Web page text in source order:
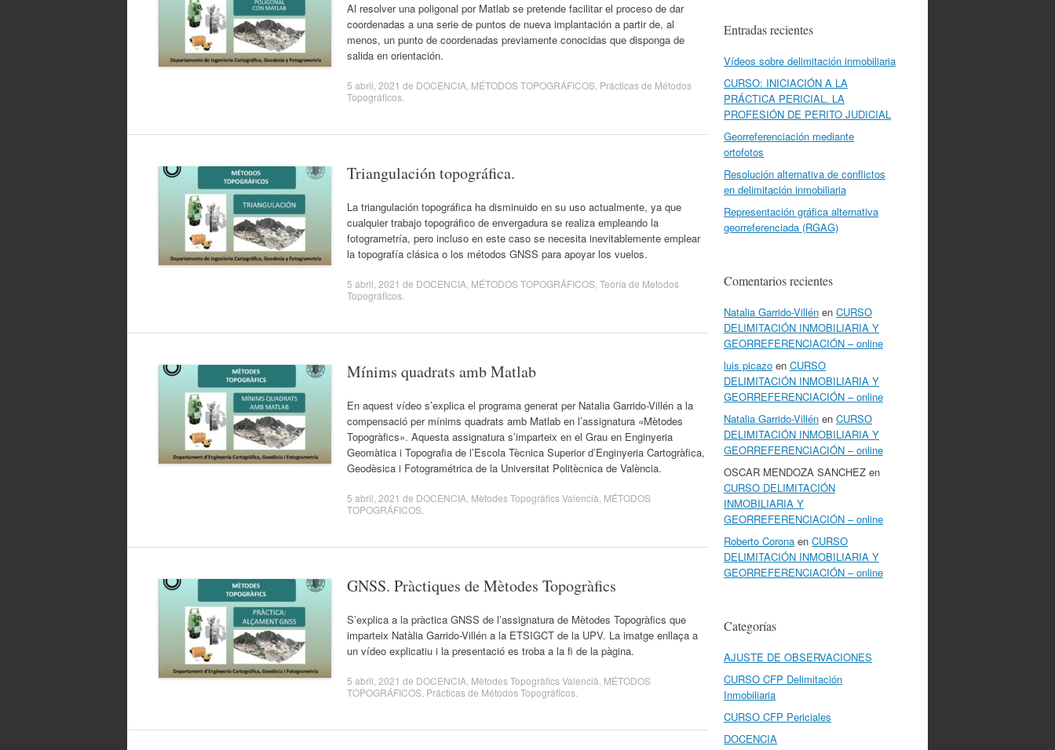
Al resolver una poligonal por Matlab se pretende facilitar el proceso de dar
coordenadas a una serie de puntos de nueva implantación a partir de, al
menos, un punto de coordenadas previamente conocidas que disponga de
salida en orientación.
5 abril, 2021 de DOCENCIA MÉTODOS TOPOGRÁFICOS Prácticas de Métodos
Topográficos
Triangulación topográfica.
La triangulación topográfica ha disminuido en su uso actualmente, ya que
cualquier trabajo topográfico de envergadura se realiza empleando la
fotogrametría, pero incluso en este caso se necesita inevitablemente emplear
la topografía clásica o los métodos GNSS para apoyar los vuelos.
5 abril, 2021 de DOCENCIA MÉTODOS TOPOGRÁFICOS Teoría de Metodos
Topográficos
Mínims quadrats amb Matlab
En aquest vídeo s’explica el programa generat per Natalia Garrido-Villén a la
compensació per mínims quadrats amb Matlab en l’assignatura «Mètodes
Topogràfics». Aquesta assignatura s’imparteix en el Grau en Enginyeria
Geomàtica i Topografia de l’Escola Tècnica Superior d’Enginyeria Cartogràfica,
Geodèsica i Fotogramétrica de la Universitat Politècnica de València.
5 abril, 2021 de DOCENCIA Mètodes Topogràfics Valencià MÉTODOS
TOPOGRÁFICOS
GNSS. Pràctiques de Mètodes Topogràfics
S’explica a la pràctica GNSS de l’assignatura de Mètodes Topogràfics que
imparteix Natàlia Garrido-Villén a la ETSIGCT de la UPV. La imatge enllaça a
un vídeo explicatiu i la presentació es troba a la fi de la pàgina.
5 abril, 2021 de DOCENCIA Mètodes Topogràfics Valencià MÉTODOS
TOPOGRÁFICOS Prácticas de Métodos Topográficos
Entradas recientes
Vídeos sobre delimitación inmobiliaria
CURSO: INICIACIÓN A LA
PRÁCTICA PERICIAL. LA
PROFESIÓN DE PERITO JUDICIAL
Georreferenciación mediante
ortofotos
Resolución alternativa de conflictos
en delimitación inmobiliaria
Representación gráfica alternativa
georreferenciada (RGAG)
Comentarios recientes
Natalia Garrido-Villén en CURSO
DELIMITACIÓN INMOBILIARIA Y
GEORREFERENCIACIÓN – online
luis picazo en CURSO
DELIMITACIÓN INMOBILIARIA Y
GEORREFERENCIACIÓN – online
Natalia Garrido-Villén en CURSO
DELIMITACIÓN INMOBILIARIA Y
GEORREFERENCIACIÓN – online
OSCAR MENDOZA SANCHEZ en
CURSO DELIMITACIÓN
INMOBILIARIA Y
GEORREFERENCIACIÓN – online
Roberto Corona en CURSO
DELIMITACIÓN INMOBILIARIA Y
GEORREFERENCIACIÓN – online
Categorías
AJUSTE DE OBSERVACIONES
CURSO CFP Delimitación
Inmobiliaria
CURSO CFP Periciales
DOCENCIA